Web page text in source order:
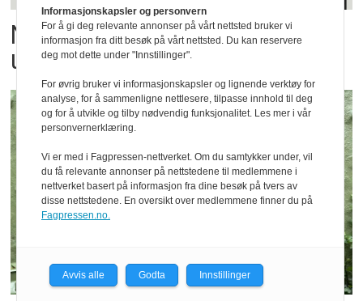
Norsk sjømat har gått viralt
under fotball-VM
Informasjonskapsler og personvern
For å gi deg relevante annonser på vårt nettsted bruker vi
informasjon fra ditt besøk på vårt nettsted. Du kan reservere
deg mot dette under "Innstillinger".
For øvrig bruker vi informasjonskapsler og lignende verktøy for
analyse, for å sammenligne nettlesere, tilpasse innhold til deg
og for å utvikle og tilby nødvendig funksjonalitet. Les mer i vår
personvernerklæring.
Vi er med i Fagpressen-nettverket. Om du samtykker under, vil
du få relevante annonser på nettstedene til medlemmene i
nettverket basert på informasjon fra dine besøk på tvers av
disse nettstedene. En oversikt over medlemmene finner du på
Fagpressen.no.
Avvis alle Godta Innstillinger